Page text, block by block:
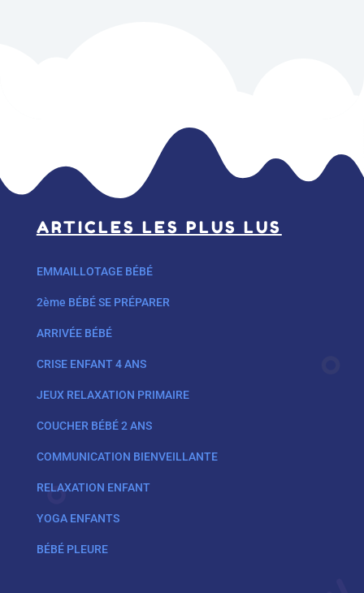
ARTICLES LES PLUS LUS
EMMAILLOTAGE BÉBÉ
2ème BÉBÉ SE PRÉPARER
ARRIVÉE BÉBÉ
CRISE ENFANT 4 ANS
JEUX RELAXATION PRIMAIRE
COUCHER BÉBÉ 2 ANS
COMMUNICATION BIENVEILLANTE
RELAXATION ENFANT
YOGA ENFANTS
BÉBÉ PLEURE